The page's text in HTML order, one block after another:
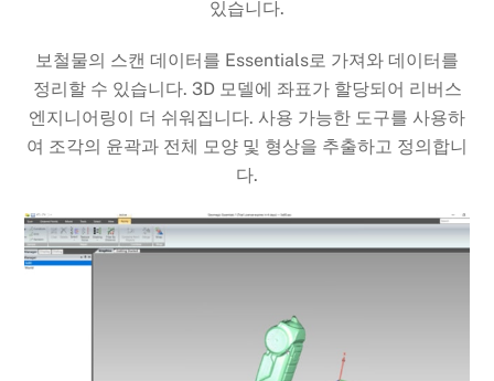
있습니다.
보철물의 스캔 데이터를 Essentials로 가져와 데이터를
정리할 수 있습니다. 3D 모델에 좌표가 할당되어 리버스
엔지니어링이 더 쉬워집니다. 사용 가능한 도구를 사용하
여 조각의 윤곽과 전체 모양 및 형상을 추출하고 정의합니
다.